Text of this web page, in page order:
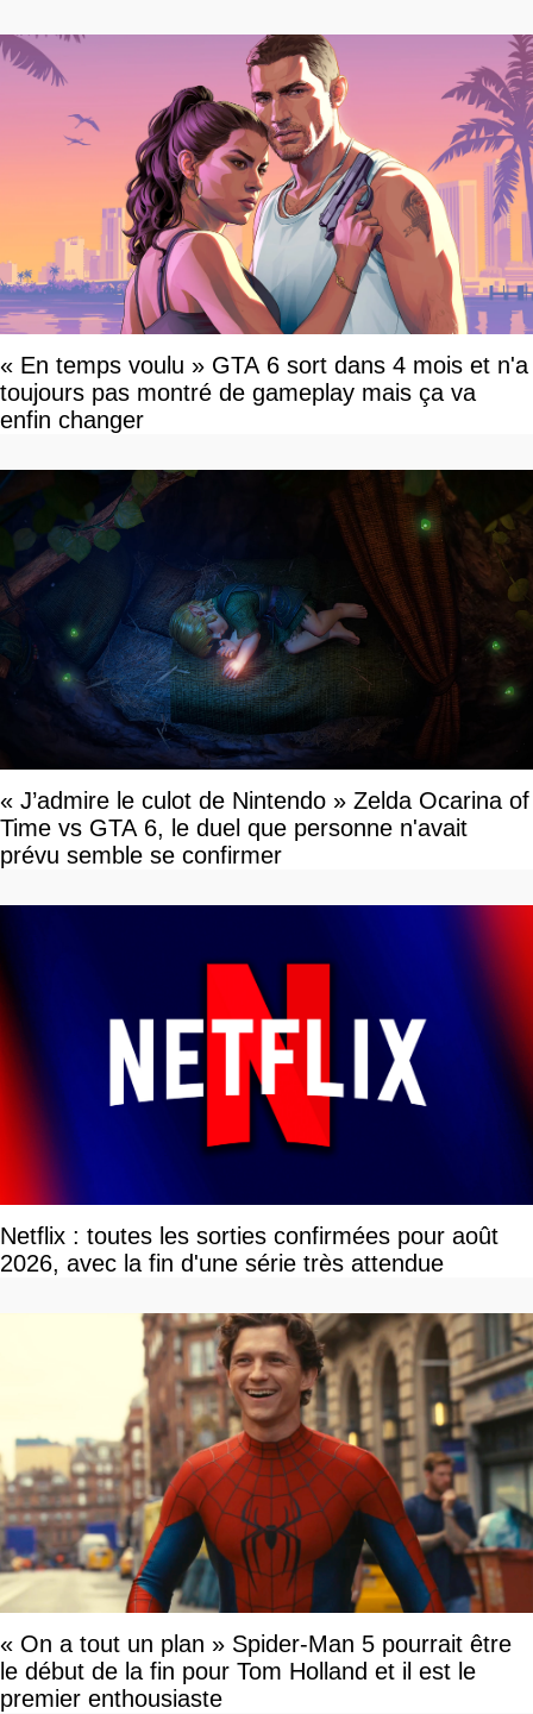
« En temps voulu » GTA 6 sort dans 4 mois et n'a
toujours pas montré de gameplay mais ça va
enfin changer
« J’admire le culot de Nintendo » Zelda Ocarina of
Time vs GTA 6, le duel que personne n'avait
prévu semble se confirmer
Netflix : toutes les sorties confirmées pour août
2026, avec la fin d'une série très attendue
« On a tout un plan » Spider-Man 5 pourrait être
le début de la fin pour Tom Holland et il est le
premier enthousiaste